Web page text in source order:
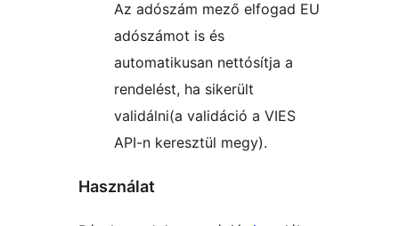
Az adószám mező elfogad EU
adószámot is és
automatikusan nettósítja a
rendelést, ha sikerült
validálni(a validáció a VIES
API-n keresztül megy).
Használat